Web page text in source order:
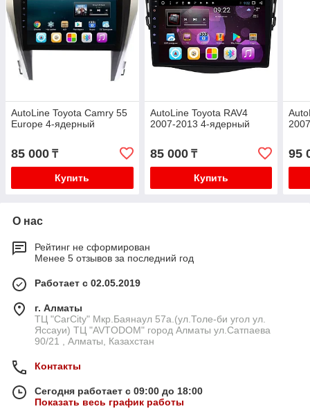
AutoLine Toyota Camry 55
Europe 4-ядерный
85 000 ₸
Купить
AutoLine Toyota RAV4
2007-2013 4-ядерный
85 000₸
Купить
95
О нас
Рейтинг не сформирован
Менее 5 отзывов за последний год
Работает с 02.05.2019
г. Алматы
ТЦ "CarCity" Мкр.Баянаул 57а.(ул.Толе-би угол ул.
Яссауи) ТЦ "AVTODOM" город Алматы ул.Сатпаева
90/21 , Алматы, Казахстан
Контакты
Сегодня работает с 09:00 до 18:00
Показать весь график работы